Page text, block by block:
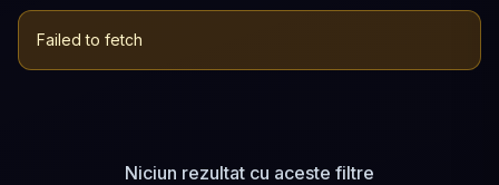
Failed to fetch
Niciun rezultat cu aceste filtre